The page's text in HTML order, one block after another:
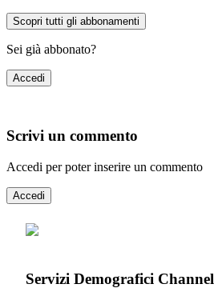
Scopri tutti gli abbonamenti
Sei già abbonato?
Accedi
Scrivi un commento
Accedi per poter inserire un commento
Accedi
Servizi Demografici Channel